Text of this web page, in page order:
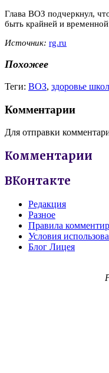
Глава ВОЗ подчеркнул,
быть крайней и
Источник: rg.ru
Похожее
Теги: ВОЗ, здоровье
Комментарии
Для отправки
Комментарии
ВКонтакте
Редакция
Разное
Правила
Условия
Блог Лицея